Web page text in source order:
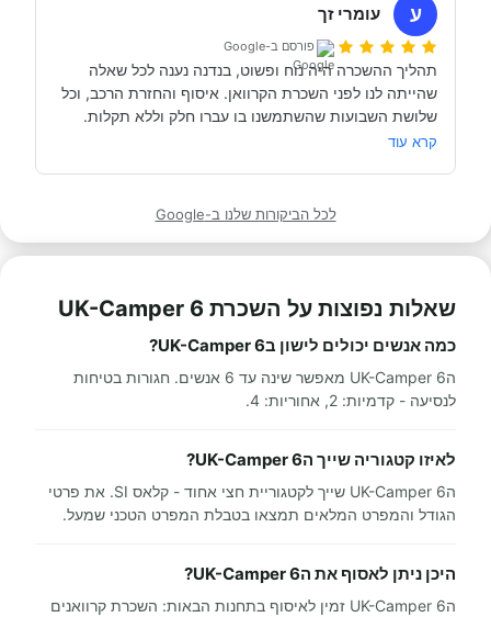
תודה אבי!
ע עומרי זך
פורסם ב-Google
מאוד מומלץ לכל מי שרוצה לעשות חופשה בקרוואן.
קרא עוד
לכל הביקורות שלנו ב-Google
שאלות נפוצות על השכרת UK-Camper 6
כמה אנשים יכולים לישון בUK-Camper 6?
הUK-Camper 6 מאפשר שינה עד 6 אנשים. חגורות בטיחות
לנסיעה - קדמיות: 2, אחוריות: 4.
לאיזו קטגוריה שייך הUK-Camper 6?
הUK-Camper 6 שייך לקטגוריית חצי אחוד - קלאס SI. את פרטי
הגודל והמפרט המלאים תמצאו בטבלת המפרט הטכני שמעל.
היכן ניתן לאסוף את הUK-Camper 6?
הUK-Camper 6 זמין לאיסוף בתחנות הבאות: השכרת קרוואנים